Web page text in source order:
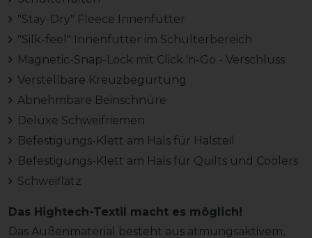
"Stay-Dry" Fleece Innenfutter
"Silk-feel" Innenfutter im Schulterbereich
Magnetic-Snap-Lock mit Click 'n-Go - Verschluss
Verstellbare Kreuzbegurtung
Abnehmbare Beinschnüre
Deluxe Schweifriemen
Befestigungs-Klett am Hals für Halsteil
Befestigungs-Klett am Hals für Quilts und Coolers
Schweiflatz
Das Hightech-Textil macht es möglich!
Das Außenmaterial besteht aus atmungsaktivem,